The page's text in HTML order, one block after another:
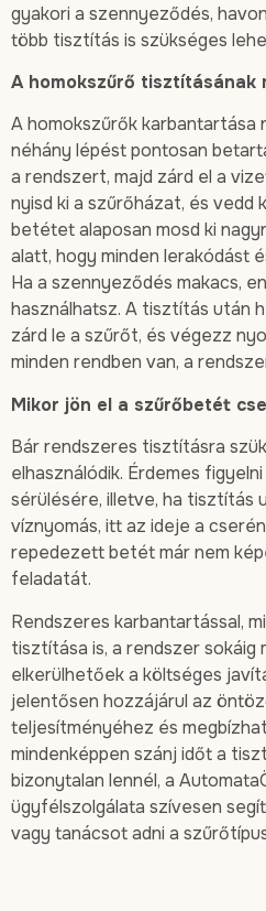
gyakori a szennyeződés,
több tisztítás is szükséges
A homokszűrő tisztításának
A homokszűrők karbantartása
néhány lépést pontosan
a rendszert, majd zárd el a
nyisd ki a szűrőházat, és vedd
betétet alaposan mosd ki
alatt, hogy minden lerakódást
Ha a szennyeződés makacs,
használhatsz. A tisztítás után
zárd le a szűrőt, és végezz
minden rendben van, a
Mikor jön el a szűrőbetét
Bár rendszeres tisztításra
elhasználódik. Érdemes
sérülésére, illetve, ha tisztítás
víznyomás, itt az ideje a
repedezett betét már nem
feladatát.
Rendszeres karbantartással,
tisztítása is, a rendszer sokáig
elkerülhetőek a költséges
jelentősen hozzájárul az
teljesítményéhez és
mindenképpen szánj időt a
bizonytalan lennél, a
ügyfélszolgálata szívesen
vagy tanácsot adni a